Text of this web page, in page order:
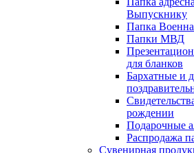
Выпускнику
Папка
Папки МВД
для бланков
Бархатные и
рождении
Подарочные
Распродажа
Сувенирная